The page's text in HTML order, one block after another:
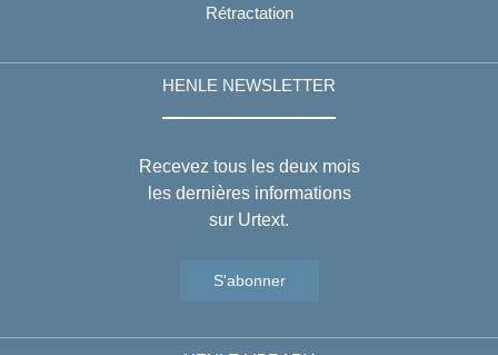
Rétractation
HENLE NEWSLETTER
Recevez tous les deux mois
les dernières informations
sur Urtext.
S'abonner